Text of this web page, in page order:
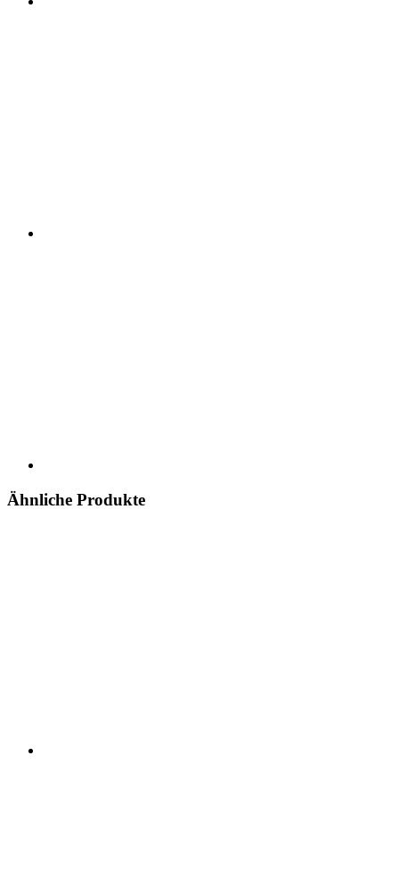
Ähnliche Produkte